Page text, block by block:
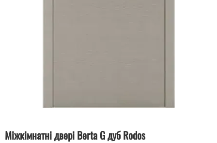
Міжкімнатні двері Berta G дуб Rodos